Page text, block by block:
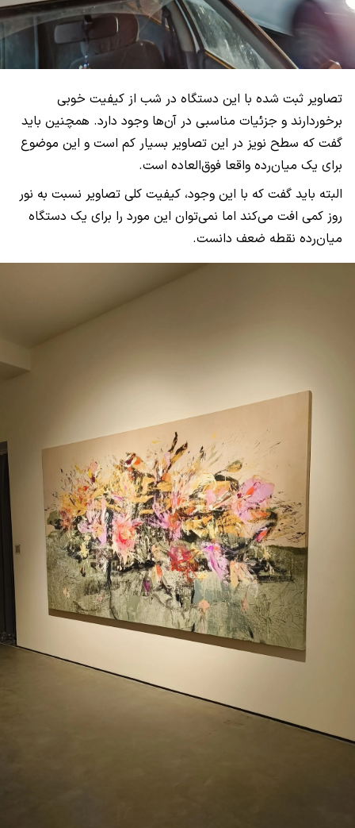
تصاویر ثبت شده با این دستگاه در شب از کیفیت خوبی
برخوردارند و جزئیات مناسبی در آن‌ها وجود دارد. همچنین باید
گفت که سطح نویز در این تصاویر بسیار کم است و این موضوع
برای یک میان‌رده واقعا فوق‌العاده است.
البته باید گفت که با این وجود، کیفیت کلی تصاویر نسبت به نور
روز کمی افت می‌کند اما نمی‌توان این مورد را برای یک دستگاه
میان‌رده نقطه ضعف دانست.